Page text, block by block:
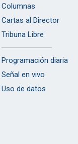
Columnas
Cartas al Director
Tribuna Libre
Programación diaria
Señal en vivo
Uso de datos